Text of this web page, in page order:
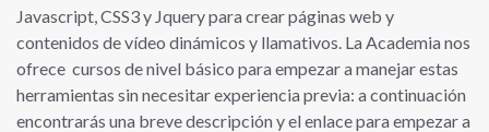
Javascript, CSS3 y Jquery para crear páginas web y
contenidos de vídeo dinámicos y llamativos. La Academia nos
ofrece cursos de nivel básico para empezar a manejar estas
herramientas sin necesitar experiencia previa: a continuación
encontrarás una breve descripción y el enlace para empezar a